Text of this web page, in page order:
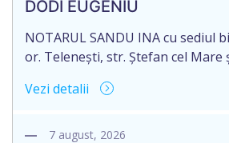
de 16.05.2027 termenul de
acceptarea […]
DODI EUGENIU
NOTARUL SANDU INA cu sediul
or. Telenești, str. Ștefan cel Mare
succesorale în urma decesului cet.
2003035009604, decedat/ă la data
Vezi detalii
7 august, 2026